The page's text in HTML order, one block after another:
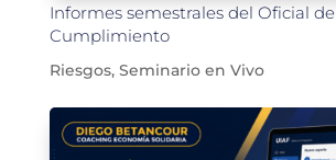
Informes semestrales del Oficial de
Cumplimiento
Riesgos, Seminario en Vivo